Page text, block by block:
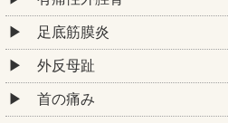
足底筋膜炎
外反母趾
首の痛み